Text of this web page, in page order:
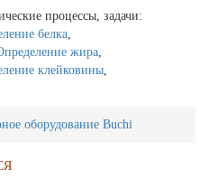
процессы, задачи:
белка,
жира,
клейковины,
оборудование Buchi